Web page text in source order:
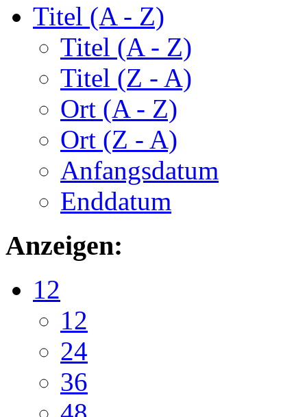
Titel (A - Z)
Titel (A - Z)
Titel (Z - A)
Ort (A - Z)
Ort (Z - A)
Anfangsdatum
Enddatum
Anzeigen:
12
12
24
36